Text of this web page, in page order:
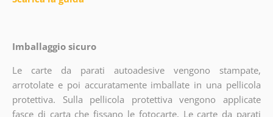
Imballaggio sicuro
Le carte da parati autoadesive vengono stampate,
arrotolate e poi accuratamente imballate in una pellicola
protettiva. Sulla pellicola protettiva vengono applicate
fasce di carta che fissano le fotocarte. Le carte da parati